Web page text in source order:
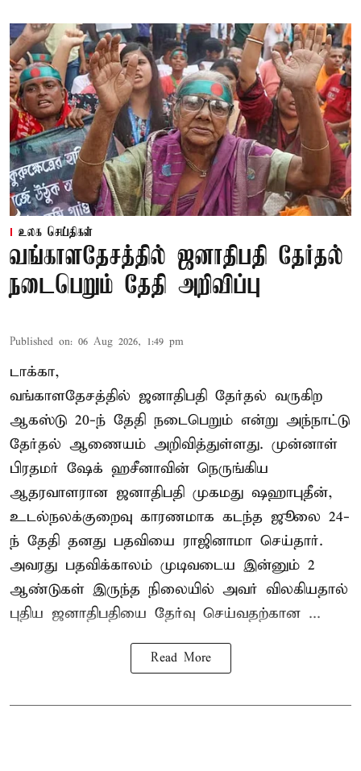
உலக செய்திகள்
வங்காளதேசத்தில் ஜனாதிபதி தேர்தல்
நடைபெறும் தேதி அறிவிப்பு
Published on: 06 Aug 2026, 1:49 pm
டாக்கா,
வங்காளதேசத்தில் ஜனாதிபதி தேர்தல் வருகிற
ஆகஸ்டு 20-ந் தேதி நடைபெறும் என்று அந்நாட்டு
தேர்தல் ஆணையம் அறிவித்துள்ளது. முன்னாள்
பிரதமர் ஷேக் ஹசீனாவின் நெருங்கிய
ஆதரவாளரான ஜனாதிபதி முகமது ஷஹாபுதீன்,
உடல்நலக்குறைவு காரணமாக கடந்த ஜூலை 24-
ந் தேதி தனது பதவியை ராஜினாமா செய்தார்.
அவரது பதவிக்காலம் முடிவடைய இன்னும் 2
ஆண்டுகள் இருந்த நிலையில் அவர் விலகியதால்
புதிய ஜனாதிபதியை தேர்வு செய்வதற்கான ...
Read More